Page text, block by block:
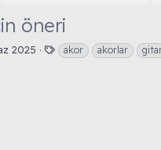
öneri
2025
E akor akorlar